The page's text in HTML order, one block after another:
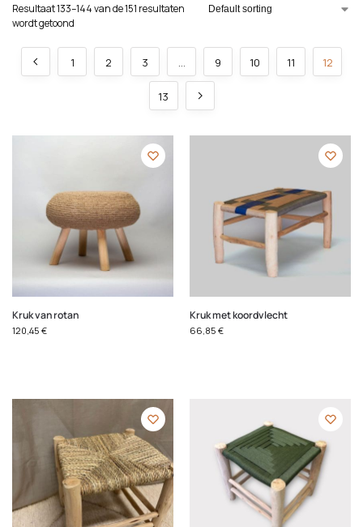
Resultaat 133–144 van de 151 resultaten
wordt getoond
1 2 3 … 9 10 11 12
13
Kruk van rotan
120,45 €
Kruk met koordvlecht
66,85 €